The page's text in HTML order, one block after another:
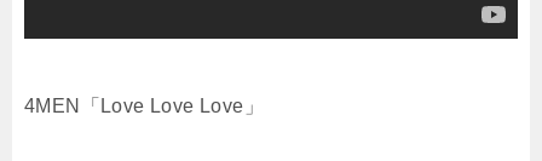
4MEN「Love Love Love」